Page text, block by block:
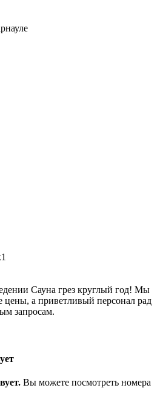
Сауна грез круглый год! Мы
а приветливый персонал рад
запросам.
Вы можете посмотреть номера